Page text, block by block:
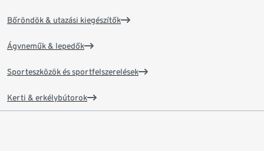
Bőröndök & utazási kiegészítők
Ágyneműk & lepedők
Sporteszközök és sportfelszerelések
Kerti & erkélybútorok